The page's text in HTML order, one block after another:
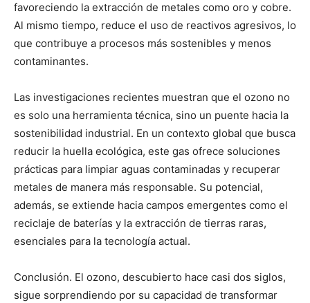
favoreciendo la extracción de metales como oro y cobre.
Al mismo tiempo, reduce el uso de reactivos agresivos, lo
que contribuye a procesos más sostenibles y menos
contaminantes.
Las investigaciones recientes muestran que el ozono no
es solo una herramienta técnica, sino un puente hacia la
sostenibilidad industrial. En un contexto global que busca
reducir la huella ecológica, este gas ofrece soluciones
prácticas para limpiar aguas contaminadas y recuperar
metales de manera más responsable. Su potencial,
además, se extiende hacia campos emergentes como el
reciclaje de baterías y la extracción de tierras raras,
esenciales para la tecnología actual.
Conclusión. El ozono, descubierto hace casi dos siglos,
sigue sorprendiendo por su capacidad de transformar